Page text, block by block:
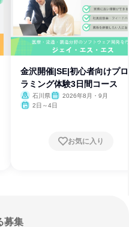
金沢開催|SE|初心者向けプ
ラミング体験3日間コース
石川県
2026年8月・9月
2日～4日
お気に入り
募集